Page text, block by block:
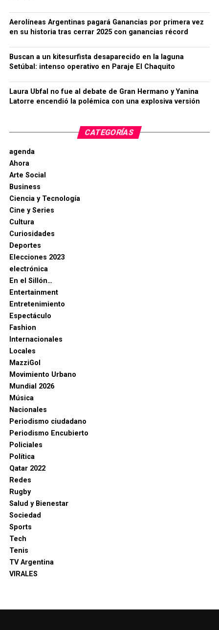
Aerolíneas Argentinas pagará Ganancias por primera vez
en su historia tras cerrar 2025 con ganancias récord
Buscan a un kitesurfista desaparecido en la laguna
Setúbal: intenso operativo en Paraje El Chaquito
Laura Ubfal no fue al debate de Gran Hermano y Yanina
Latorre encendió la polémica con una explosiva versión
CATEGORÍAS
agenda
Ahora
Arte Social
Business
Ciencia y Tecnología
Cine y Series
Cultura
Curiosidades
Deportes
Elecciones 2023
electrónica
En el Sillón…
Entertainment
Entretenimiento
Espectáculo
Fashion
Internacionales
Locales
MazziGol
Movimiento Urbano
Mundial 2026
Música
Nacionales
Periodismo ciudadano
Periodismo Encubierto
Policiales
Política
Qatar 2022
Redes
Rugby
Salud y Bienestar
Sociedad
Sports
Tech
Tenis
TV Argentina
VIRALES